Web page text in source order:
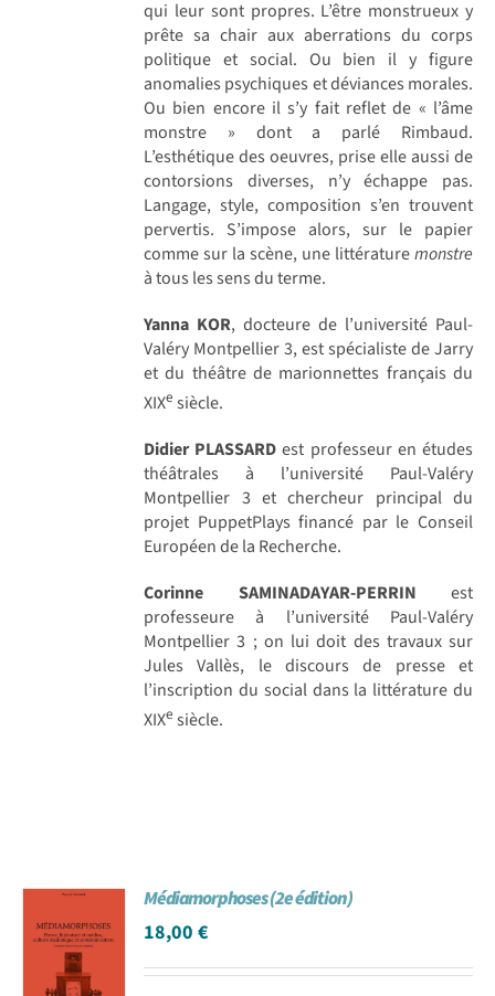
qui leur sont propres. L’être monstrueux y
prête sa chair aux aberrations du corps
politique et social. Ou bien il y figure
anomalies psychiques et déviances morales.
Ou bien encore il s’y fait reflet de « l’âme
monstre » dont a parlé Rimbaud.
L’esthétique des oeuvres, prise elle aussi de
contorsions diverses, n’y échappe pas.
Langage, style, composition s’en trouvent
pervertis. S’impose alors, sur le papier
comme sur la scène, une littératuremonstre
à tous les sens du terme.
Yanna KOR, docteure de l’université Paul-
Valéry Montpellier 3, est spécialiste de Jarry
et du théâtre de marionnettes français du
XIXe siècle.
Didier PLASSARD est professeur en études
théâtrales à l’université Paul-Valéry
Montpellier 3 et chercheur principal du
projet PuppetPlays financé par le Conseil
Européen de la Recherche.
Corinne SAMINADAYAR-PERRIN est
professeure à l’université Paul-Valéry
Montpellier 3 ; on lui doit des travaux sur
Jules Vallès, le discours de presse et
l’inscription du social dans la littérature du
XIXe siècle.
Médiamorphoses (2e édition)
18,00€